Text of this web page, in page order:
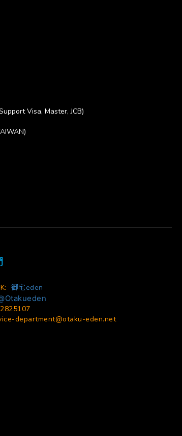
Visa, Master, JCB)
御宅eden
department@otaku-eden.net